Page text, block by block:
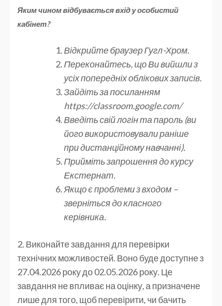
Яким чином відбувається вхід у особистий
кабінет?
Відкрийте браузер Гугл-Хром.
Переконайтесь, що Ви вийшли з
усіх попередніх облікових записів.
Зайдіть за посиланням
https://classroom.google.com/
Введіть свій логін та пароль (ви
його використовували раніше
при дистанційному навчанні).
Прийміть запрошення до курсу
Екстернат.
Якщо є проблеми з входом –
зверніться до класного
керівника.
2. Виконайте завдання для перевірки
технічних можливостей. Воно буде доступне з
27.04.2026 року до 02.05.2026 року. Це
завдання не впливає на оцінку, а призначене
лише для того, щоб перевірити, чи бачить